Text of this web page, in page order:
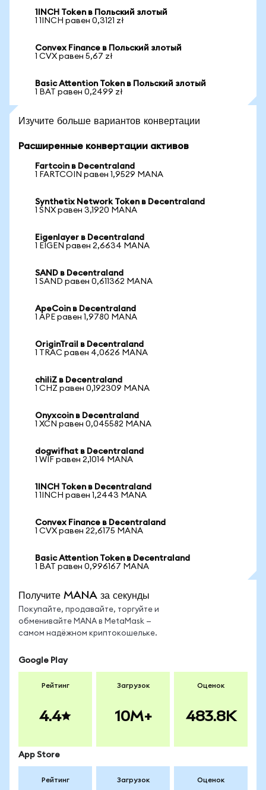
1INCH Token в Польский злотый
1 1INCH равен 0,3121 zł
Convex Finance в Польский злотый
1 CVX равен 5,67 zł
Basic Attention Token в Польский злотый
1 BAT равен 0,2499 zł
Изучите больше вариантов конвертации
Расширенные конвертации активов
Fartcoin в Decentraland
1 FARTCOIN равен 1,9529 MANA
Synthetix Network Token в Decentraland
1 SNX равен 3,1920 MANA
Eigenlayer в Decentraland
1 EIGEN равен 2,6634 MANA
SAND в Decentraland
1 SAND равен 0,611362 MANA
ApeCoin в Decentraland
1 APE равен 1,9780 MANA
OriginTrail в Decentraland
1 TRAC равен 4,0626 MANA
chiliZ в Decentraland
1 CHZ равен 0,192309 MANA
Onyxcoin в Decentraland
1 XCN равен 0,045582 MANA
dogwifhat в Decentraland
1 WIF равен 2,1014 MANA
1INCH Token в Decentraland
1 1INCH равен 1,2443 MANA
Convex Finance в Decentraland
1 CVX равен 22,6175 MANA
Basic Attention Token в Decentraland
1 BAT равен 0,996167 MANA
Получите MANA за секунды
Покупайте, продавайте, торгуйте и
обменивайте MANA в MetaMask —
самом надёжном криптокошельке.
Google Play
Рейтинг
4.4
Загрузок
10M+
Оценок
483.8K
App Store
Рейтинг Загрузок Оценок